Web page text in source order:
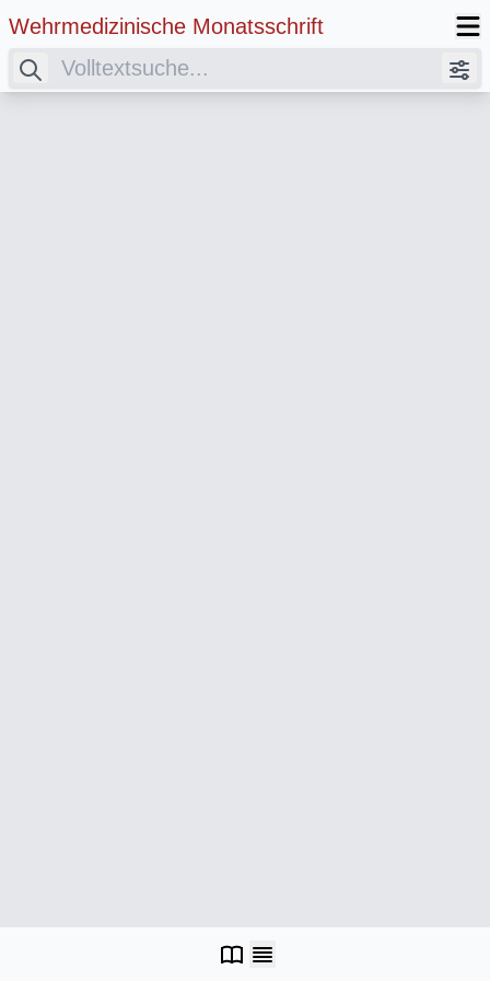
Wehrmedizinische Monatsschrift